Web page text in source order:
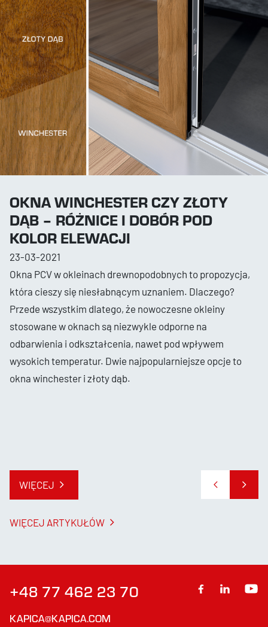
OKNA WINCHESTER CZY ZŁOTY
DĄB – RÓŻNICE I DOBÓR POD
KOLOR ELEWACJI
23-03-2021
Okna PCV w okleinach drewnopodobnych to propozycja,
która cieszy się niesłabnącym uznaniem. Dlaczego?
Przede wszystkim dlatego, że nowoczesne okleiny
stosowane w oknach są niezwykle odporne na
odbarwienia i odkształcenia, nawet pod wpływem
wysokich temperatur. Dwie najpopularniejsze opcje to
okna winchester i złoty dąb.
WIĘCEJ
WIĘCEJ ARTYKUŁÓW
+48 77 462 23 70
KAPICA@KAPICA.COM